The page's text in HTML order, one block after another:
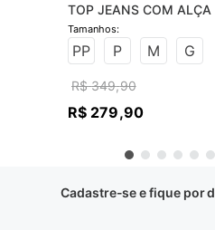
TOP JEANS COM
PP P M G
R$ 349,90
R$ 279,90
Cadastre-se e fique por